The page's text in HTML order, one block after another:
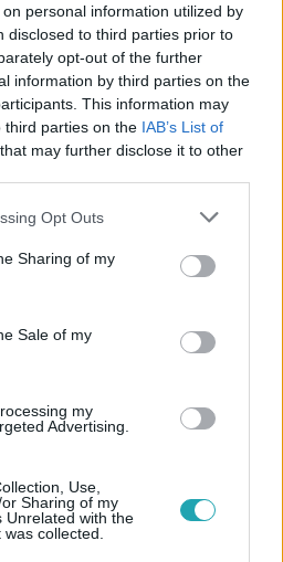
personal information utilized by
disclosed to third parties prior to
opt-out of the further
information by third parties on the
This information may
third parties on the IAB’s List of
that may further disclose it to other
app uses one or more Google
behaviour. You may click to
and its third-party tags to
purposes in below Google
Opt Outs
Sharing of my
Sale of my
my
Advertising.
Use,
Sharing of my
Unrelated with the
collected.
#KÖVETKEZŐ RÉSZ
FEKETE LUCA
#RTL KLUB #RTL